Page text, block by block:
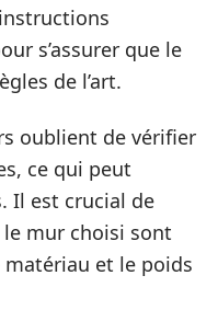
s’assurer que le
de l’art.
oublient de vérifier
ce qui peut
Il est crucial de
le mur choisi sont
et le poids